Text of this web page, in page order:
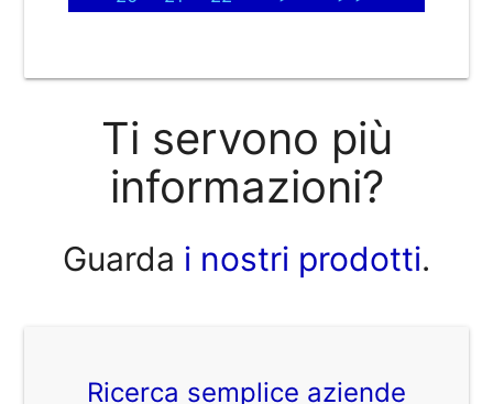
Ti servono più
informazioni?
Guarda i nostri prodotti.
Ricerca semplice aziende